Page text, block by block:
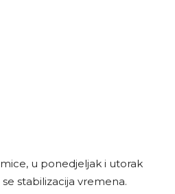
u ponedjeljak i utorak
se stabilizacija vremena.